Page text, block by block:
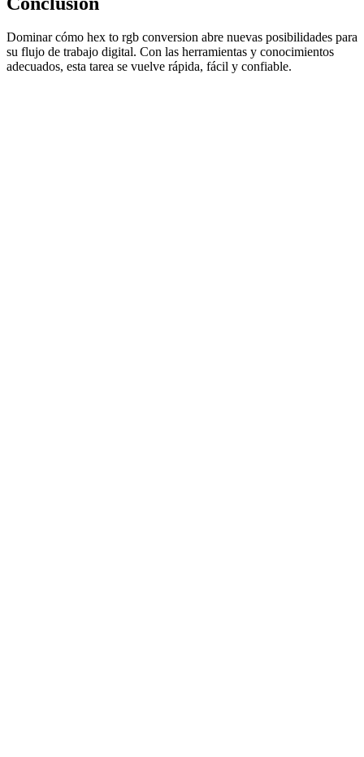
Dominar cómo hex to rgb conversion abre nuevas posibilidades para
su flujo de trabajo digital. Con las herramientas y conocimientos
adecuados, esta tarea se vuelve rápida, fácil y confiable.